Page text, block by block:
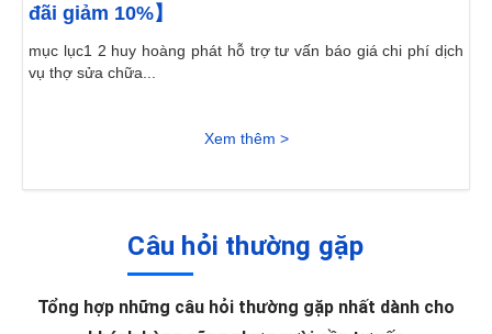
đãi giảm 10%】
mục lục1 2 huy hoàng phát hỗ trợ tư vấn báo giá chi phí dịch
vụ thợ sửa chữa...
Xem thêm >
Câu hỏi thường gặp
Tổng hợp những câu hỏi thường gặp nhất dành cho